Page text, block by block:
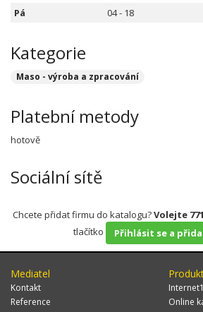
Pá
04 - 18
Kategorie
Maso - výroba a zpracování
Platební metody
hotově
Sociální sítě
Chcete přidat firmu do katalogu?Volejte
tlačítko
Přihlásit se a
Mediatel
Kontakt
Reference
Online